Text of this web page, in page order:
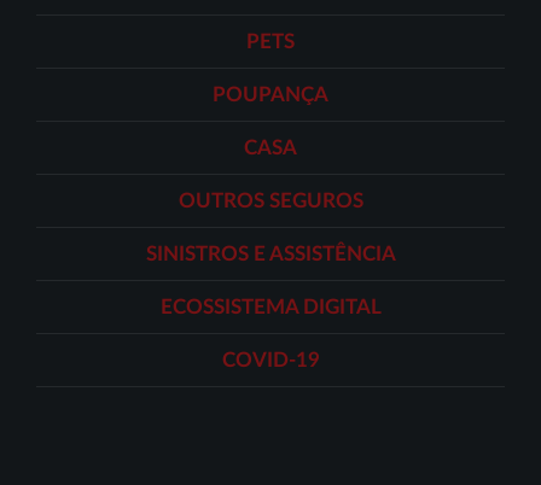
PETS
POUPANÇA
CASA
OUTROS SEGUROS
SINISTROS E ASSISTÊNCIA
ECOSSISTEMA DIGITAL
COVID-19